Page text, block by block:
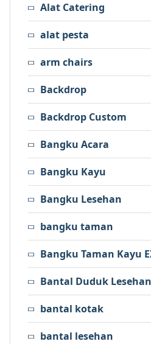
Alat Catering
alat pesta
arm chairs
Backdrop
Backdrop Custom
Bangku Acara
Bangku Kayu
Bangku Lesehan
bangku taman
Bangku Taman Kayu
Bantal Duduk Lesehan
bantal kotak
bantal lesehan